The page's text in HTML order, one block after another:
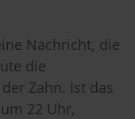
Nachricht, die
die
Zahn. Ist das
22 Uhr,